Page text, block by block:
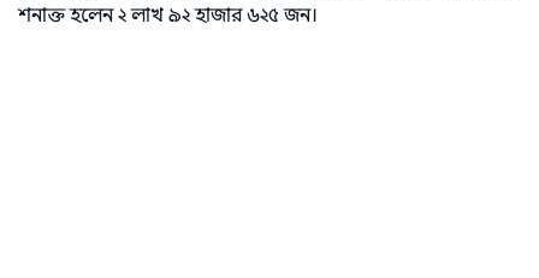
শনাক্ত হলেন ২ লাখ ৯২ হাজার ৬২৫ জন।